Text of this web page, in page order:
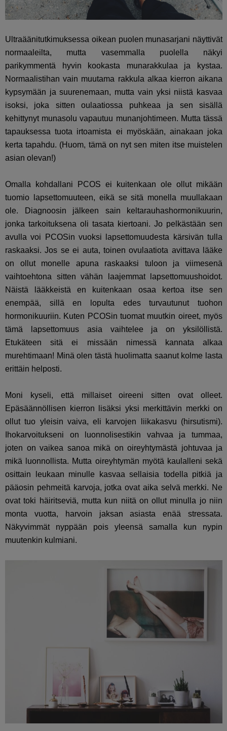
Ultraäänitutkimuksessa oikean puolen munasarjani näyttivät
normaaleilta, mutta vasemmalla puolella näkyi
parikymmentä hyvin kookasta munarakkulaa ja kystaa.
Normaalistihan vain muutama rakkula alkaa kierron aikana
kypsymään ja suurenemaan, mutta vain yksi niistä kasvaa
isoksi, joka sitten oulaatiossa puhkeaa ja sen sisällä
kehittynyt munasolu vapautuu munanjohtimeen. Mutta tässä
tapauksessa tuota irtoamista ei myöskään, ainakaan joka
kerta tapahdu. (Huom, tämä on nyt sen miten itse muistelen
asian olevan!)
Omalla kohdallani PCOS ei kuitenkaan ole ollut mikään
tuomio lapsettomuuteen, eikä se sitä monella muullakaan
ole. Diagnoosin jälkeen sain keltarauhashormonikuurin,
jonka tarkoituksena oli tasata kiertoani. Jo pelkästään sen
avulla voi PCOSin vuoksi lapsettomuudesta kärsivän tulla
raskaaksi. Jos se ei auta, toinen ovulaatiota avittava lääke
on ollut monelle apuna raskaaksi tuloon ja viimesenä
vaihtoehtona sitten vähän laajemmat lapsettomuushoidot.
Näistä lääkkeistä en kuitenkaan osaa kertoa itse sen
enempää, sillä en lopulta edes turvautunut tuohon
hormonikuuriin. Kuten PCOSin tuomat muutkin oireet, myös
tämä lapsettomuus asia vaihtelee ja on yksilöllistä.
Etukäteen sitä ei missään nimessä kannata alkaa
murehtimaan! Minä olen tästä huolimatta saanut kolme lasta
erittäin helposti.
Moni kyseli, että millaiset oireeni sitten ovat olleet.
Epäsäännöllisen kierron lisäksi yksi merkittävin merkki on
ollut tuo yleisin vaiva, eli karvojen liikakasvu (hirsutismi).
Ihokarvoitukseni on luonnolisestikin vahvaa ja tummaa,
joten on vaikea sanoa mikä on oireyhtymästä johtuvaa ja
mikä luonnollista. Mutta oireyhtymän myötä kaulalleni sekä
osittain leukaan minulle kasvaa sellaisia todella pitkiä ja
pääosin pehmeitä karvoja, jotka ovat aika selvä merkki. Ne
ovat toki häiritseviä, mutta kun niitä on ollut minulla jo niin
monta vuotta, harvoin jaksan asiasta enää stressata.
Näkyvimmät nyppään pois yleensä samalla kun nypin
muutenkin kulmiani.